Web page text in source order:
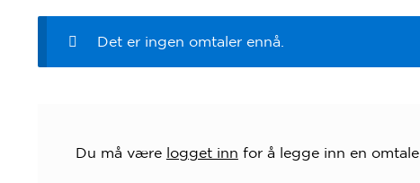
Det er ingen omtaler ennå.
Du må være logget inn for å legge inn en omtale.